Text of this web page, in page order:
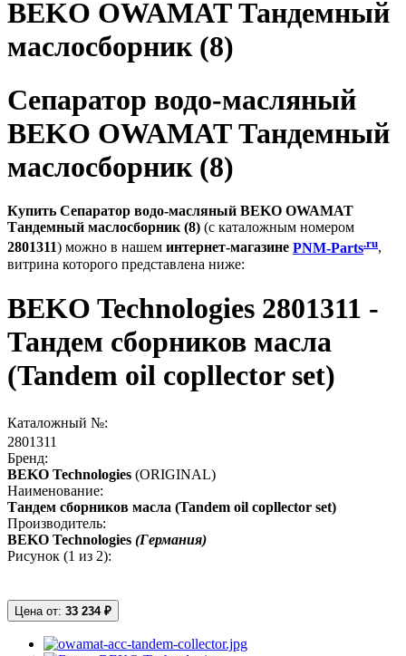
BEKO OWAMAT Тандемный
маслосборник (8)
Сепаратор водо-масляный
BEKO OWAMAT Тандемный
маслосборник (8)
Купить Сепаратор водо-масляный BEKO OWAMAT
Тандемный маслосборник (8) (с каталожным номером
2801311) можно в нашем интернет-магазине PNM-Parts.ru,
витрина которого представлена ниже:
BEKO Technologies 2801311 -
Тандем сборников масла
(Tandem oil copllector set)
Каталожный №:
2801311
Бренд:
BEKO Technologies (ORIGINAL)
Наименование:
Тандем сборников масла (Tandem oil copllector set)
Производитель:
BEKO Technologies (Германия)
Рисунок (1 из 2):
Цена от: 33 234 ₽